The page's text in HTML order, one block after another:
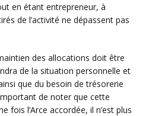
en étant entrepreneur, à
de l’activité ne dépassent pas
des allocations doit être
de la situation personnelle et
que du besoin de trésorerie
de noter que cette
fois l’Arce accordée, il n’est plus